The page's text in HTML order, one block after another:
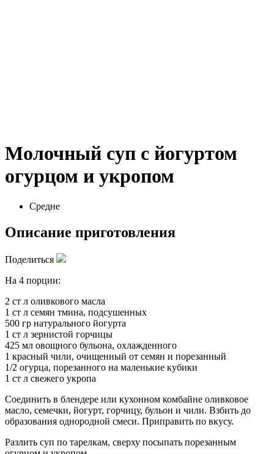
Молочный суп с йогуртом
огурцом и укропом
Средне
Описание приготовления
Поделиться
На 4 порции:
2 ст л оливкового масла
1 ст л семян тмина, подсушенных
500 гр натурального йогурта
1 ст л зернистой горчицы
425 мл овощного бульона, охлажденного
1 красный чили, очищенный от семян и порезанный
1/2 огурца, порезанного на маленькие кубики
1 ст л свежего укропа
Соединить в блендере или кухонном комбайне оливковое
масло, семечки, йогурт, горчицу, бульон и чили. Взбить до
образования однородной смеси. Приправить по вкусу.
Разлить суп по тарелкам, сверху посыпать порезанным